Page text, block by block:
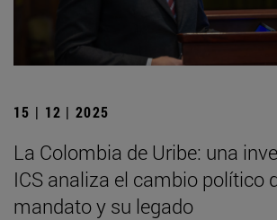
15 | 12 | 2025
La Colombia de Uribe: una
ICS analiza el cambio político
mandato y su legado